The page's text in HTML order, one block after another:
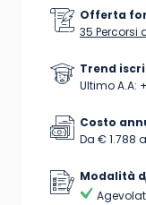
Offerta
35 Percorsi
Trend
Ultimo A.A:
Costo
Da € 1.788
Modalità